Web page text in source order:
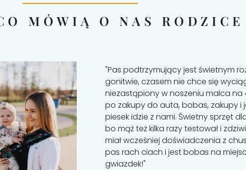
MÓWIĄ O NAS RODZICE
na spacerze
możesz
zakupów lub
bliskości
miejsca i
"Pas podtrzymujący jest świetnym
gonitwie, czasem nie chce się
niezastąpiony w noszeniu malca na
po zakupy do auta, bobas, zakupy i
piesek idzie z nami. Świetny sprzęt
bo mąż też kilka razy testował i
miał wcześniej doświadczenia z
pas rach ciach i jest bobas na
gwiazdek!"